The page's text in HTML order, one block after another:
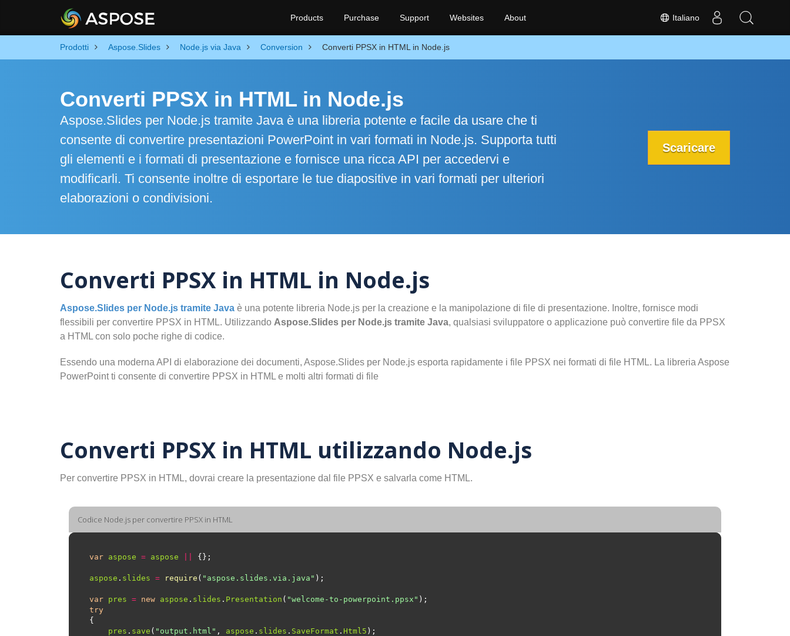
Italiano
Products Purchase Support Websites About
Prodotti Aspose.Slides Node.js via Java Conversion Converti PPSX in HTML in Node.js
Converti PPSX in HTML in Node.js
Aspose.Slides per Node.js tramite Java è una libreria potente e facile da usare che ti
consente di convertire presentazioni PowerPoint in vari formati in Node.js. Supporta tutti
gli elementi e i formati di presentazione e fornisce una ricca API per accedervi e
modificarli. Ti consente inoltre di esportare le tue diapositive in vari formati per ulteriori
elaborazioni o condivisioni.
Scaricare
Converti PPSX in HTML in Node.js
Aspose.Slides per Node.js tramite Java è una potente libreria Node.js per la creazione e la manipolazione di file di presentazione. Inoltre, fornisce modi
flessibili per convertire PPSX in HTML. Utilizzando Aspose.Slides per Node.js tramite Java, qualsiasi sviluppatore o applicazione può convertire file da PPSX
a HTML con solo poche righe di codice.
Essendo una moderna API di elaborazione dei documenti, Aspose.Slides per Node.js esporta rapidamente i file PPSX nei formati di file HTML. La libreria Aspose
PowerPoint ti consente di convertire PPSX in HTML e molti altri formati di file
Converti PPSX in HTML utilizzando Node.js
Per convertire PPSX in HTML, dovrai creare la presentazione dal file PPSX e salvarla come HTML.
Codice Node.js per convertire PPSX in HTML
var aspose = aspose
aspose . slides = require ( "aspose.slides.via.java"
var pres = new aspose . slides . Presentation ( "welcome-to-powerpoint.ppsx"
try
pres . save ( "output.html" , aspose . slides . SaveFormat . Html5